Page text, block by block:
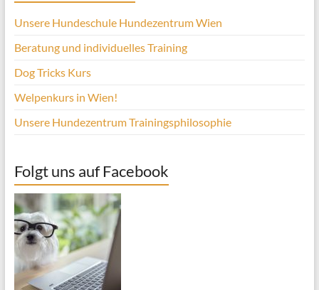
Unsere Hundeschule Hundezentrum Wien
Beratung und individuelles Training
Dog Tricks Kurs
Welpenkurs in Wien!
Unsere Hundezentrum Trainingsphilosophie
Folgt uns auf Facebook